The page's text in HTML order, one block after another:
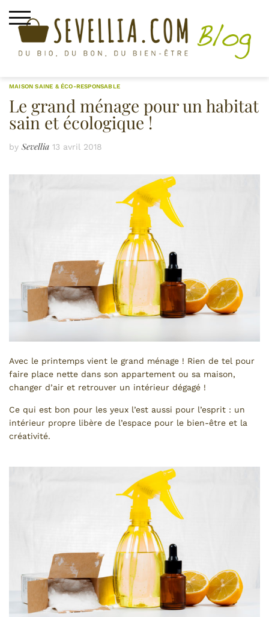
content
MAISON SAINE & ÉCO-RESPONSABLE
Le grand ménage pour un habitat
sain et écologique !
by Sevellia 13 avril 2018
Avec le printemps vient le grand ménage ! Rien de tel pour
faire place nette dans son appartement ou sa maison,
changer d’air et retrouver un intérieur dégagé !
Ce qui est bon pour les yeux l’est aussi pour l’esprit : un
intérieur propre libère de l’espace pour le bien-être et la
créativité.